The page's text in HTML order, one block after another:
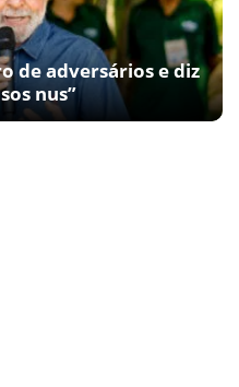
de adversários e diz
nus”